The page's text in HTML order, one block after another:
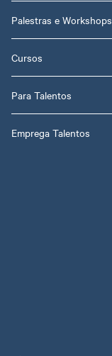
Palestras e Workshops
Cursos
Para Talentos
Emprega Talentos